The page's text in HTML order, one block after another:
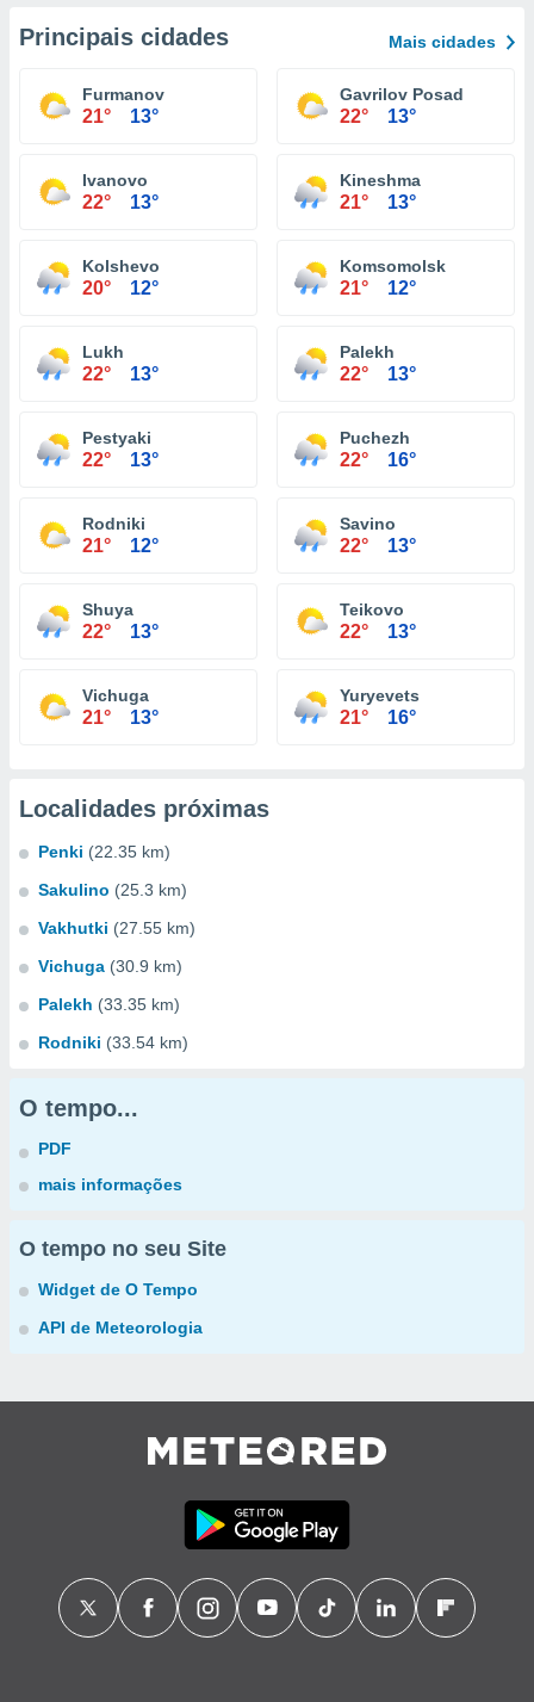
Principais cidades Mais cidades
Furmanov
21° 13°
Gavrilov Posad
22° 13°
Ivanovo
22° 13°
Kineshma
21° 13°
Kolshevo
20° 12°
Komsomolsk
21° 12°
Lukh
22° 13°
Palekh
22° 13°
Pestyaki
22° 13°
Puchezh
22° 16°
Rodniki
21° 12°
Savino
22° 13°
Shuya
22° 13°
Teikovo
22° 13°
Vichuga
21° 13°
Yuryevets
21° 16°
Localidades próximas
Penki (22.35 km)
Sakulino (25.3 km)
Vakhutki (27.55 km)
Vichuga (30.9 km)
Palekh (33.35 km)
Rodniki (33.54 km)
O tempo...
PDF
mais informações
O tempo no seu Site
Widget de O Tempo
API de Meteorologia